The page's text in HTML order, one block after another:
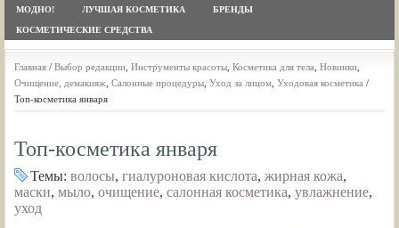
МОДНО! ЛУЧШАЯ КОСМЕТИКА БРЕНДЫ
КОСМЕТИЧЕСКИЕ СРЕДСТВА
Главная / Выбор редакции Инструменты красоты Косметика для тела Новинки
Очищение, демакияж Салонные процедуры Уход за лицом Уходовая косметика /
Топ-косметика января
Топ-косметика января
Темы: волосы, гиалуроновая кислота, жирная кожа,
маски, мыло, очищение, салонная косметика, увлажнение,
уход